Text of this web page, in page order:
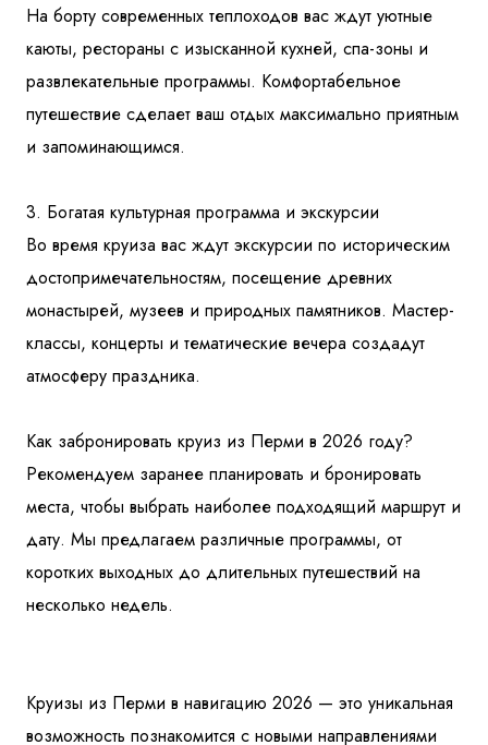
На борту современных теплоходов вас ждут уютные
каюты, рестораны с изысканной кухней, спа-зоны и
развлекательные программы. Комфортабельное
путешествие сделает ваш отдых максимально приятным
и запоминающимся.
3. Богатая культурная программа и экскурсии
Во время круиза вас ждут экскурсии по историческим
достопримечательностям, посещение древних
монастырей, музеев и природных памятников. Мастер-
классы, концерты и тематические вечера создадут
атмосферу праздника.
Как забронировать круиз из Перми в 2026 году?
Рекомендуем заранее планировать и бронировать
места, чтобы выбрать наиболее подходящий маршрут и
дату. Мы предлагаем различные программы, от
коротких выходных до длительных путешествий на
несколько недель.
Круизы из Перми в навигацию 2026 — это уникальная
возможность познакомится с новыми направлениями